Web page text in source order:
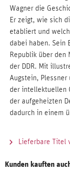
Wagner die
Er zeigt, wie sich
etabliert und
dabei haben. Sein
Republik über
der DDR. Mit
Augstein,
der intellektuellen
der aufgeheizten
dadurch in einem
Lieferbare Titel
Kunden kauften